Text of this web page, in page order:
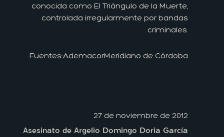
conocida como El Triángulo de la Muerte,
controlada irregularmente por bandas
criminales.
Fuentes:AdemacorMeridiano de Córdoba
27 de noviembre de 2012
Asesinato de Argelio Domingo Doria García